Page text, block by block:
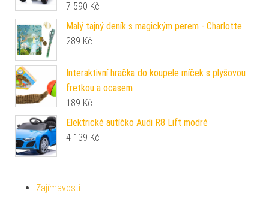
7 590 Kč
Malý tajný deník s magickým perem - Charlotte
289 Kč
Interaktivní hračka do koupele míček s plyšovou
fretkou a ocasem
189 Kč
Elektrické autíčko Audi R8 Lift modré
4 139 Kč
Zajímavosti